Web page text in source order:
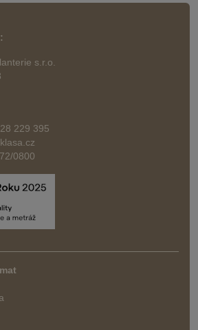
s.r.o.
229 395
0800